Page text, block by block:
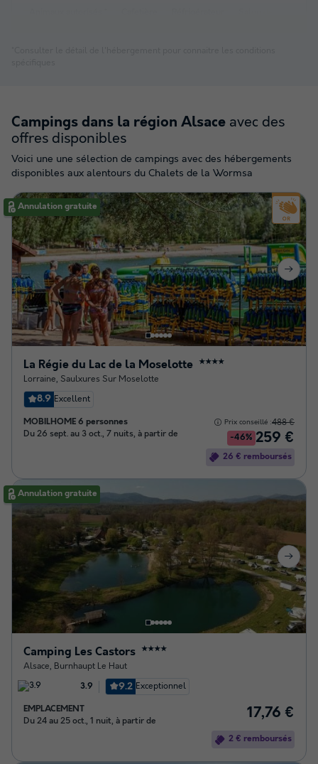
Campings dans la région Alsace avec des
offres disponibles
Voici une une sélection de campings avec des hébergements
disponibles aux alentours du Chalets de la Wormsa
Annulation gratuite
La Régie du Lac de la Moselotte ★★★★
Lorraine, Saulxures Sur Moselotte
8.9 Excellent
MOBILHOME 6 personnes
Du 26 sept. au 3 oct., 7 nuits, à partir de
Prix conseillé :488 €
-46% 259 €
26 € remboursés
Annulation gratuite
Camping Les Castors ★★★★
Alsace, Burnhaupt Le Haut
3.9 9.2 Exceptionnel
EMPLACEMENT
Du 24 au 25 oct., 1 nuit, à partir de
17,76 €
2 € remboursés